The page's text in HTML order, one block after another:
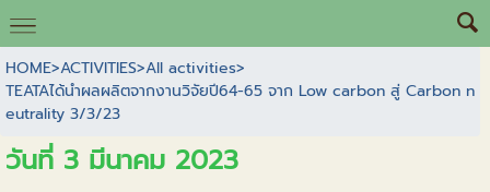
HOME>ACTIVITIES>All activities>
TEATAได้นำผลผลิตจากงานวิจัยปี64-65 จาก Low carbon สู่ Carbon n
eutrality 3/3/23
วันที่ 3 มีนาคม 2023